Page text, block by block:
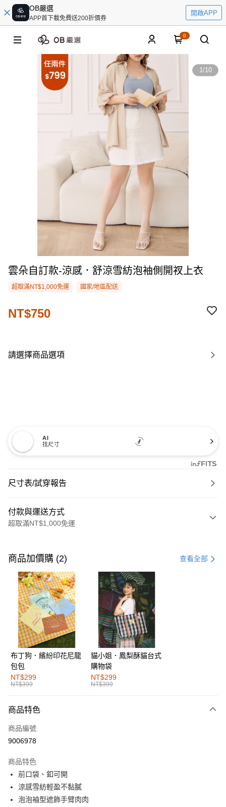
OB嚴選
APP首下載免費送200折價券
開啟APP
0
1/10
雲朵自訂款-涼感．舒涼雪紡泡袖側開衩上衣
超取滿NT$1,000免運 國家/地區配送
NT$750
請選擇商品選項
AI
找尺寸
尺寸表/試穿報告
付款與運送方式
超取滿NT$1,000免運
信用卡一次付款
購物金
超商取貨付款
LINE Pay
街口支付
運送方式
全家取貨付款
每筆NT$60，滿NT$1,000(含以上)免運費
付款後全家取貨
萊爾富取貨付款
付款後萊爾富取貨
每筆NT$60，滿NT$1,000(含以上)免運費
7-11取貨付款
商品加價購 (2) 查看全部
布丁狗．繽紛印花尼龍
包包
NT$299
NT$399
貓小姐．鳳梨酥貓台式
購物袋
NT$299
NT$399
商品特色
商品編號
9006978
商品特色
前口袋、釦可開
涼感雪紡輕盈不黏膩
泡泡袖型遮飾手臂肉肉